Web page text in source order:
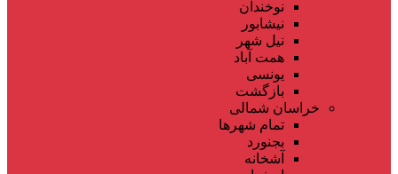
نوخندان
نیشابور
نیل شهر
همت آباد
یونسی
بازگشت
خراسان شمالی
تمام شهر‌ها
بجنورد
آشخانه